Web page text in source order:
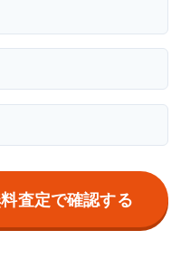
査定で確認する